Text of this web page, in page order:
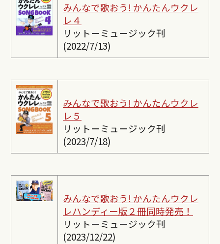
みんなで歌おう! かんたんウクレ
レ４
リットーミュージック刊
(2022/7/13)
みんなで歌おう! かんたんウクレ
レ５
リットーミュージック刊
(2023/7/18)
みんなで歌おう! かんたんウクレ
レハンディー版２冊同時発売！
リットーミュージック刊
(2023/12/22)